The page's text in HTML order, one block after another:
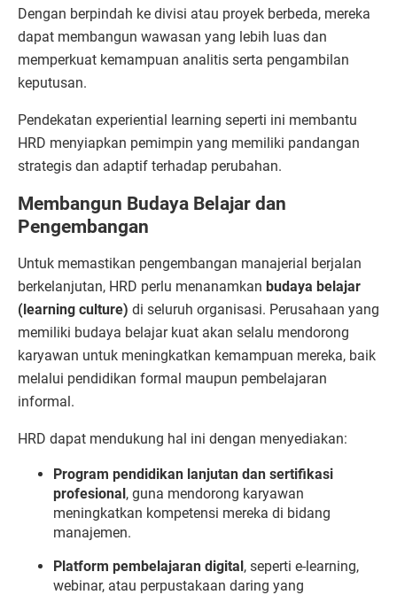
Dengan berpindah ke divisi atau proyek berbeda, mereka
dapat membangun wawasan yang lebih luas dan
memperkuat kemampuan analitis serta pengambilan
keputusan.
Pendekatan experiential learning seperti ini membantu
HRD menyiapkan pemimpin yang memiliki pandangan
strategis dan adaptif terhadap perubahan.
Membangun Budaya Belajar dan
Pengembangan
Untuk memastikan pengembangan manajerial berjalan
berkelanjutan, HRD perlu menanamkan budaya belajar
(learning culture) di seluruh organisasi. Perusahaan yang
memiliki budaya belajar kuat akan selalu mendorong
karyawan untuk meningkatkan kemampuan mereka, baik
melalui pendidikan formal maupun pembelajaran
informal.
HRD dapat mendukung hal ini dengan menyediakan:
Program pendidikan lanjutan dan sertifikasi
profesional, guna mendorong karyawan
meningkatkan kompetensi mereka di bidang
manajemen.
Platform pembelajaran digital, seperti e-learning,
webinar, atau perpustakaan daring yang